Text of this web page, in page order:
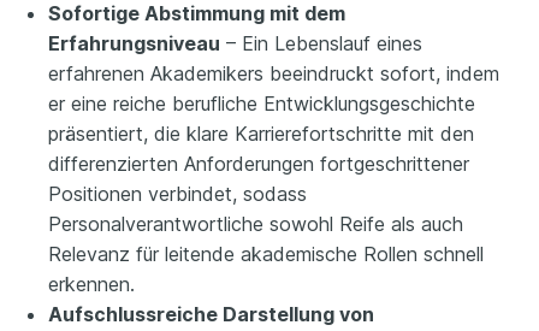
Sofortige Abstimmung mit dem
Erfahrungsniveau – Ein Lebenslauf eines
erfahrenen Akademikers beeindruckt sofort, indem
er eine reiche berufliche Entwicklungsgeschichte
präsentiert, die klare Karrierefortschritte mit den
differenzierten Anforderungen fortgeschrittener
Positionen verbindet, sodass
Personalverantwortliche sowohl Reife als auch
Relevanz für leitende akademische Rollen schnell
erkennen.
Aufschlussreiche Darstellung von